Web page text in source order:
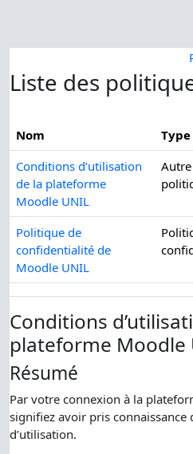
Liste des
Nom Type
Conditions d’utilisation
de la plateforme
Moodle UNIL
Autre
Politique de
confidentialité de
Moodle UNIL
Conditions
plateforme Moodle
Résumé
Par votre connexion à la
signifiez avoir pris connaissance
d’utilisation.